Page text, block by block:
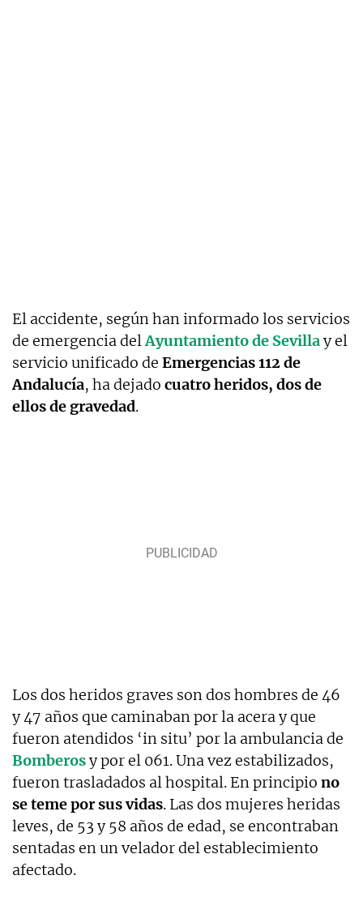
El accidente, según han informado los servicios
de emergencia delAyuntamiento de Sevillay el
servicio unificado de Emergencias 112 de
Andalucía, ha dejado cuatro heridos, dos de
ellos de gravedad.
Los dos heridos graves son dos hombres de 46
y 47 años que caminaban por la acera y que
fueron atendidos ‘in situ’ por la ambulancia de
Bomberosy por el 061. Una vez estabilizados,
fueron trasladados al hospital. En principio no
se teme por sus vidas. Las dos mujeres heridas
leves, de 53 y 58 años de edad, se encontraban
sentadas en un velador del establecimiento
afectado.